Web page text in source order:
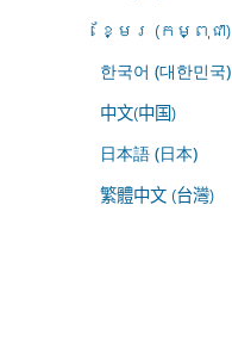
ខ្មែរ (កម្ពុជា)
한국어 (대한민국)
中文(中国)
日本語 (日本)
繁體中文 (台灣)